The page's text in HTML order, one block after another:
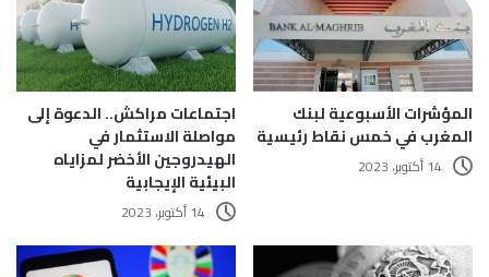
المؤشرات الأسبوعية لبنك
المغرب في خمس نقاط رئيسية
14 أكتوبر، 2023
اجتماعات مراكش.. الدعوة إلى
مواصلة الاستثمار في
الهيدروجين الأخضر لمزاياه
البيئية الإيجابية
14 أكتوبر، 2023